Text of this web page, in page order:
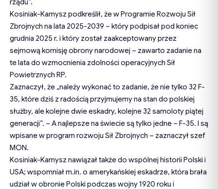
rządu”.
Kosiniak-Kamysz podkreślił, że w Programie Rozwoju Sił
Zbrojnych na lata 2025-2039 – który podpisał pod koniec
grudnia 2025 r. i który został zaakceptowany przez
sejmową komisję obrony narodowej – zawarto zadanie na
te lata do wzmocnienia zdolności operacyjnych Sił
Powietrznych RP.
Zaznaczył, że „należy wykonać to zadanie, że nie tylko 32 F-
35, które dziś z radością przyjmujemy na stan do polskiej
służby, ale kolejne dwie eskadry, kolejne 32 samoloty piątej
generacji”. – A najlepsze na świecie są tylko jedne – F-35. I są
wpisane w program rozwoju Sił Zbrojnych – zaznaczył szef
MON.
Kosiniak-Kamysz nawiązał także do wspólnej historii Polski i
USA; wspomniał m.in. o amerykańskiej eskadrze, która brała
udział w obronie Polski podczas wojny 1920 roku i